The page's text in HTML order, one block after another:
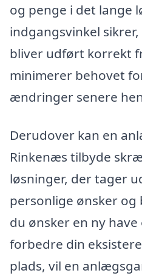
og penge i det lange
indgangsvinkel
bliver udført korrekt
minimerer behovet
ændringer senere
Derudover kan en
Rinkenæs tilbyde
løsninger, der tager
personlige ønsker og
du ønsker en ny
forbedre din
plads, vil en